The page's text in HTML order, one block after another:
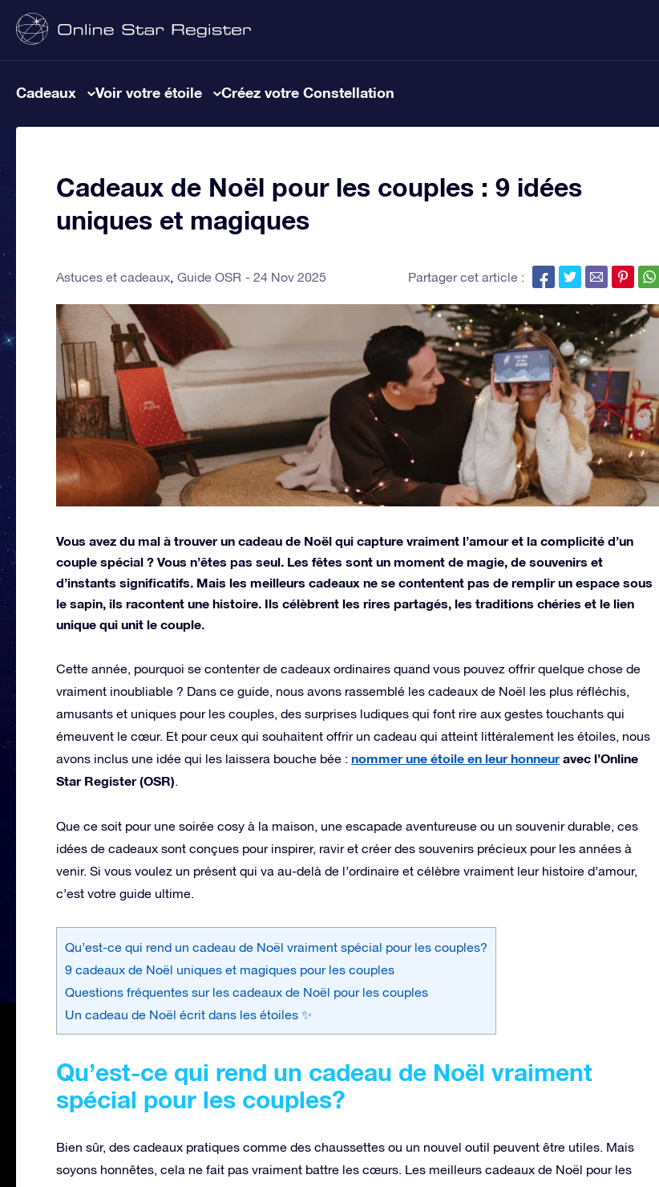
Cadeaux Voir votre étoile Créez votre Constellation
Cadeaux de Noël pour les couples : 9 idées
uniques et magiques
Astuces et cadeaux Guide OSR 24 Nov 2025 Partager cet article :
Vous avez du mal à trouver un cadeau de Noël qui capture vraiment l’amour et la complicité d’un
couple spécial ? Vous n’êtes pas seul. Les fêtes sont un moment de magie, de souvenirs et
d’instants significatifs. Mais les meilleurs cadeaux ne se contentent pas de remplir un espace sous
le sapin, ils racontent une histoire. Ils célèbrent les rires partagés, les traditions chéries et le lien
unique qui unit le couple.
Cette année, pourquoi se contenter de cadeaux ordinaires quand vous pouvez offrir quelque chose de
vraiment inoubliable ? Dans ce guide, nous avons rassemblé les cadeaux de Noël les plus réfléchis,
amusants et uniques pour les couples, des surprises ludiques qui font rire aux gestes touchants qui
émeuvent le cœur. Et pour ceux qui souhaitent offrir un cadeau qui atteint littéralement les étoiles, nous
avons inclus une idée qui les laissera bouche bée : nommer une étoile en leur honneur avec l’Online
Star Register (OSR).
Que ce soit pour une soirée cosy à la maison, une escapade aventureuse ou un souvenir durable, ces
idées de cadeaux sont conçues pour inspirer, ravir et créer des souvenirs précieux pour les années à
venir. Si vous voulez un présent qui va au-delà de l’ordinaire et célèbre vraiment leur histoire d’amour,
c’est votre guide ultime.
Qu’est-ce qui rend un cadeau de Noël vraiment spécial pour les couples?
9 cadeaux de Noël uniques et magiques pour les couples
Questions fréquentes sur les cadeaux de Noël pour les couples
Un cadeau de Noël écrit dans les étoiles ✨
Qu’est-ce qui rend un cadeau de Noël vraiment
spécial pour les couples?
Bien sûr, des cadeaux pratiques comme des chaussettes ou un nouvel outil peuvent être utiles. Mais
soyons honnêtes, cela ne fait pas vraiment battre les cœurs. Les meilleurs cadeaux de Noël pour les